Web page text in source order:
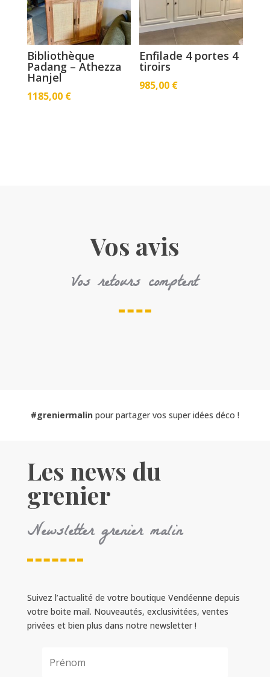
Bibliothèque
Padang – Athezza
Hanjel
1185,00 €
Enfilade 4 portes 4
tiroirs
985,00 €
Vos avis
Vos retours comptent
#greniermalinpour partager vos super idées déco !
Les news du
grenier
Newsletter grenier malin
Suivez l’actualité de votre boutique Vendéenne depuis
votre boite mail. Nouveautés, exclusivitées, ventes
privées et bien plus dans notre newsletter !